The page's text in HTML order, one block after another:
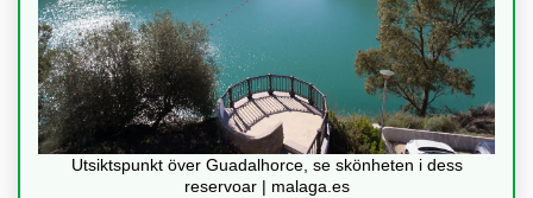
Utsiktspunkt över Guadalhorce, se skönheten i dess
reservoar | malaga.es